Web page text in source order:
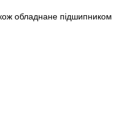
обладнане підшипником